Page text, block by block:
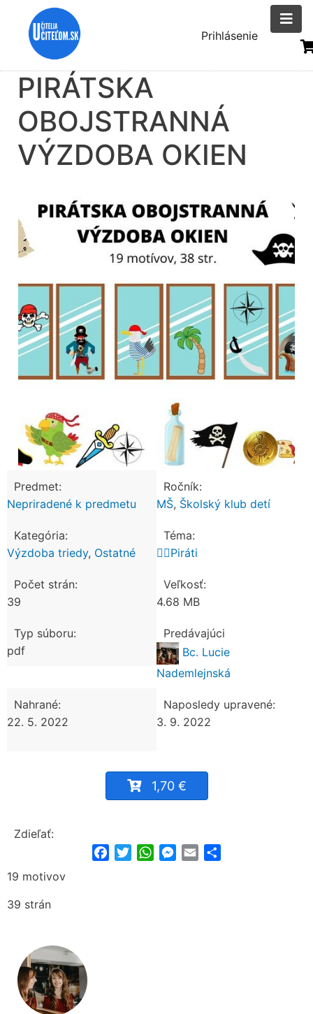
Menu
Prihlásenie
PIRÁTSKA
OBOJSTRANNÁ
VÝZDOBA OKIEN
Predmet:
Nepriradené k predmetu
Ročník:
MŠ, Školský klub detí
Kategória:
Výzdoba triedy, Ostatné
Téma:
🏴‍☠️Piráti
Počet strán:
39
Veľkosť:
4.68 MB
Typ súboru:
pdf
Predávajúci
Bc. Lucie
Nademlejnská
Nahrané:
22. 5. 2022
Naposledy upravené:
3. 9. 2022
1,70 €
Zdieľať:
FacebookTwitterWhatsApp
Messenger
Email
19 motivov
39 strán